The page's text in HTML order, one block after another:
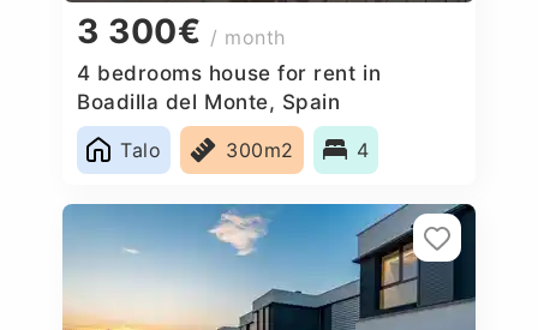
3 300€ / month
4 bedrooms house for rent in
Boadilla del Monte, Spain
Talo
300m2 4